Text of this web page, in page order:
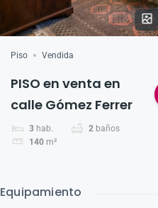
Piso Vendida
PISO en venta en
calle Gómez Ferrer
3 hab. 2 baños
140 m²
Equipamiento